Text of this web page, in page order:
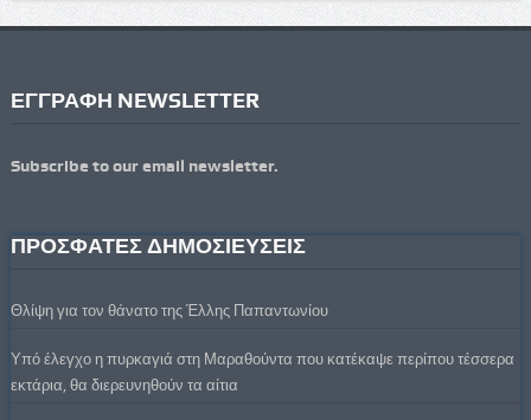
ΕΓΓΡΑΦΗ NEWSLETTER
Subscribe to our email newsletter.
ΠΡΟΣΦΑΤΕΣ ΔΗΜΟΣΙΕΥΣΕΙΣ
Θλίψη για τον θάνατο της Έλλης Παπαντωνίου
Υπό έλεγχο η πυρκαγιά στη Μαραθούντα που κατέκαψε περίπου τέσσερα
εκτάρια, θα διερευνηθούν τα αίτια